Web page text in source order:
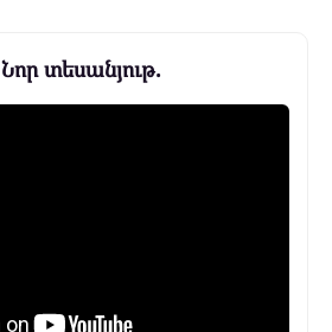
Նոր տեսանյութ.